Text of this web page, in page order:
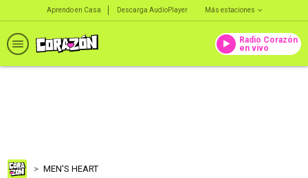
Aprendo en Casa Descarga AudioPlayer Más estaciones
Radio Corazón
en vivo
MEN'S HEART